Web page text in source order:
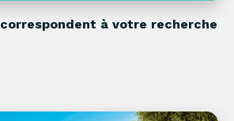
correspondent à votre recherche